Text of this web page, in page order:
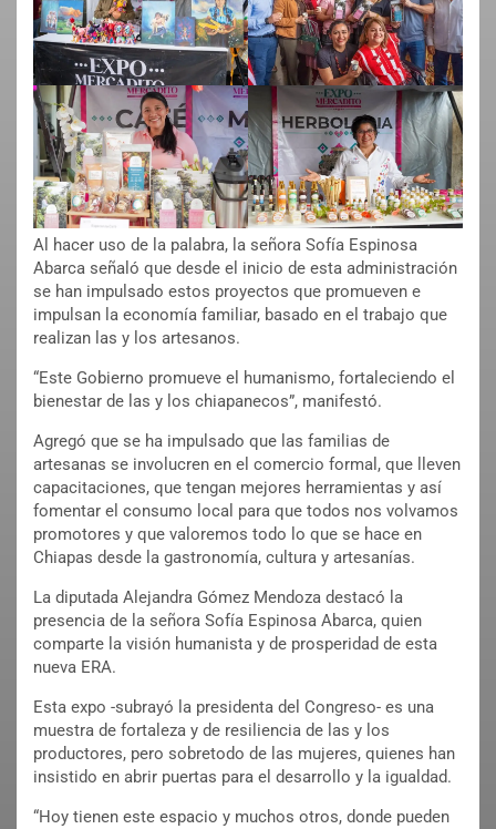
Al hacer uso de la palabra, la señora Sofía Espinosa
Abarca señaló que desde el inicio de esta administración
se han impulsado estos proyectos que promueven e
impulsan la economía familiar, basado en el trabajo que
realizan las y los artesanos.
“Este Gobierno promueve el humanismo, fortaleciendo el
bienestar de las y los chiapanecos”, manifestó.
Agregó que se ha impulsado que las familias de
artesanas se involucren en el comercio formal, que lleven
capacitaciones, que tengan mejores herramientas y así
fomentar el consumo local para que todos nos volvamos
promotores y que valoremos todo lo que se hace en
Chiapas desde la gastronomía, cultura y artesanías.
La diputada Alejandra Gómez Mendoza destacó la
presencia de la señora Sofía Espinosa Abarca, quien
comparte la visión humanista y de prosperidad de esta
nueva ERA.
Esta expo -subrayó la presidenta del Congreso- es una
muestra de fortaleza y de resiliencia de las y los
productores, pero sobretodo de las mujeres, quienes han
insistido en abrir puertas para el desarrollo y la igualdad.
“Hoy tienen este espacio y muchos otros, donde pueden